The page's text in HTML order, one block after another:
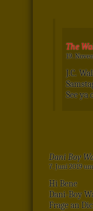
The
19.
J.C.
See ya
Dani Boy
7. Juni 2019
Hi Bene
Dani-Boy
Frage an